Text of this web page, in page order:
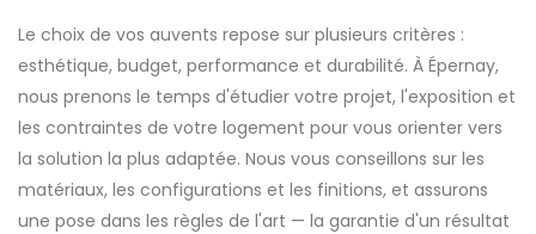
Le choix de vos auvents repose sur plusieurs critères :
esthétique, budget, performance et durabilité. À Épernay,
nous prenons le temps d'étudier votre projet, l'exposition et
les contraintes de votre logement pour vous orienter vers
la solution la plus adaptée. Nous vous conseillons sur les
matériaux, les configurations et les finitions, et assurons
une pose dans les règles de l'art — la garantie d'un résultat